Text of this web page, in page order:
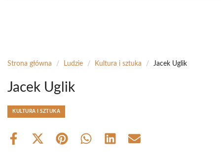
Strona główna / Ludzie / Kultura i sztuka / Jacek Uglik
Jacek Uglik
KULTURA I SZTUKA
Share
Share Share Share Share Share